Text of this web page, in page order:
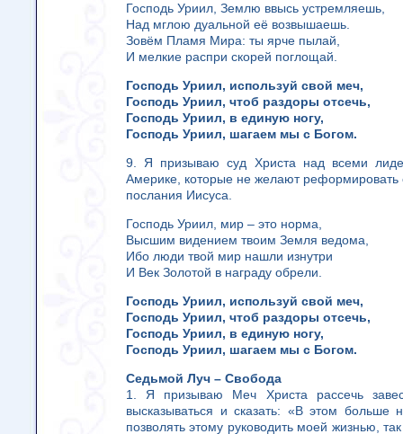
Господь Уриил, Землю ввысь устремляешь,
Над мглою дуальной её возвышаешь.
Зовём Пламя Мира: ты ярче пылай,
И мелкие распри скорей поглощай.
Господь Уриил, используй свой меч,
Господь Уриил, чтоб раздоры отсечь,
Господь Уриил, в единую ногу,
Господь Уриил, шагаем мы с Богом.
9. Я призываю суд Христа над всеми
Америке, которые не желают реформировать
послания Иисуса.
Господь Уриил, мир – это норма,
Высшим видением твоим Земля ведома,
Ибо люди твой мир нашли изнутри
И Век Золотой в награду обрели.
Господь Уриил, используй свой меч,
Господь Уриил, чтоб раздоры отсечь,
Господь Уриил, в единую ногу,
Господь Уриил, шагаем мы с Богом.
Седьмой Луч – Свобода
1. Я призываю Меч Христа рассечь
высказываться и сказать: «В этом
позволять этому руководить моей жизнью,